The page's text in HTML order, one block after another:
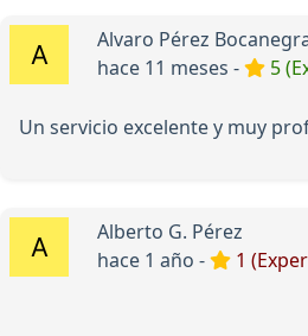
Alvaro Pérez
hace 11 meses -
5
Un servicio excelente y muy
Alberto G. Pérez
hace 1 año -
1